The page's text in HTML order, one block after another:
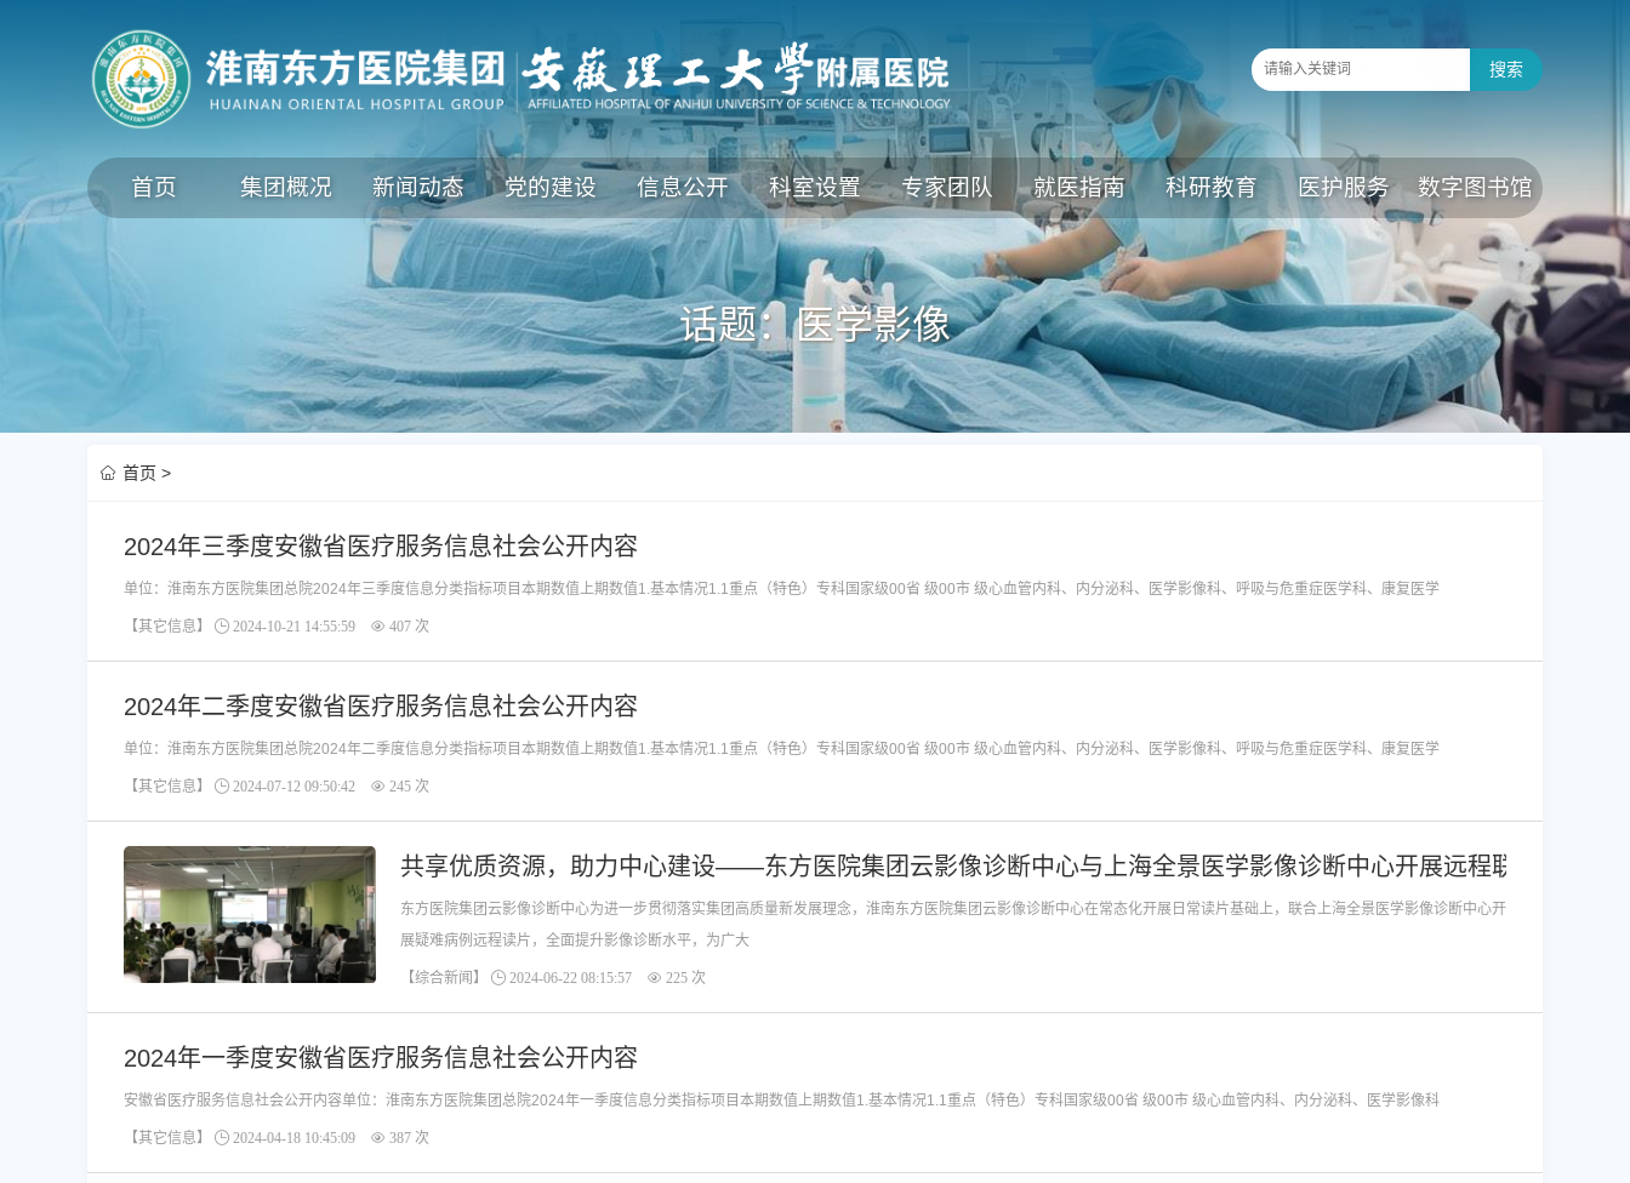
首页 集团概况 新闻动态 党的建设 信息公开 科室设置 专家团队 就医指南 科研教育 医护服务 数字图书馆
话题：医学影像
首页 >
2024年三季度安徽省医疗服务信息社会公开内容
单位：淮南东方医院集团总院2024年三季度信息分类指标项目本期数值上期数值1.基本情况1.1重点（特色）专科国家级00省 级00市 级心血管内科、内分泌科、医学影像科、呼吸与危重症医学科、康复医学
【其它信息】 2024-10-21 14:55:59 407 次
2024年二季度安徽省医疗服务信息社会公开内容
单位：淮南东方医院集团总院2024年二季度信息分类指标项目本期数值上期数值1.基本情况1.1重点（特色）专科国家级00省 级00市 级心血管内科、内分泌科、医学影像科、呼吸与危重症医学科、康复医学
【其它信息】 2024-07-12 09:50:42 245 次
共享优质资源，助力中心建设——东方医院集团云影像诊断中心与上海全景医学影像诊断中心开展远程联合读片
东方医院集团云影像诊断中心为进一步贯彻落实集团高质量新发展理念，淮南东方医院集团云影像诊断中心在常态化开展日常读片基础上，联合上海全景医学影像诊断中心开
展疑难病例远程读片，全面提升影像诊断水平，为广大
【综合新闻】 2024-06-22 08:15:57 225 次
2024年一季度安徽省医疗服务信息社会公开内容
安徽省医疗服务信息社会公开内容单位：淮南东方医院集团总院2024年一季度信息分类指标项目本期数值上期数值1.基本情况1.1重点（特色）专科国家级00省 级00市 级心血管内科、内分泌科、医学影像科
【其它信息】 2024-04-18 10:45:09 387 次